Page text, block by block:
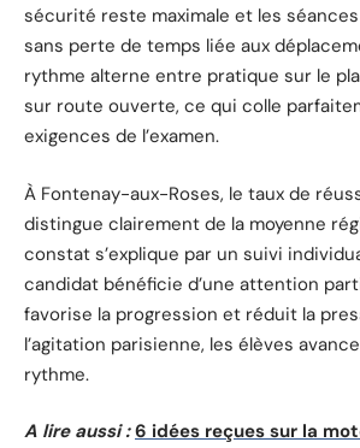
sécurité reste maximale et les
sans perte de temps liée aux
rythme alterne entre pratique sur le
sur route ouverte, ce qui colle
exigences de l’examen.
À Fontenay-aux-Roses, le taux de
distingue clairement de la moyenne
constat s’explique par un suivi
candidat bénéficie d’une attention
favorise la progression et réduit la
l’agitation parisienne, les élèves
rythme.
A lire aussi : 6 idées reçues sur la